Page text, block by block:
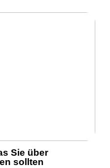
Sie über
sollten